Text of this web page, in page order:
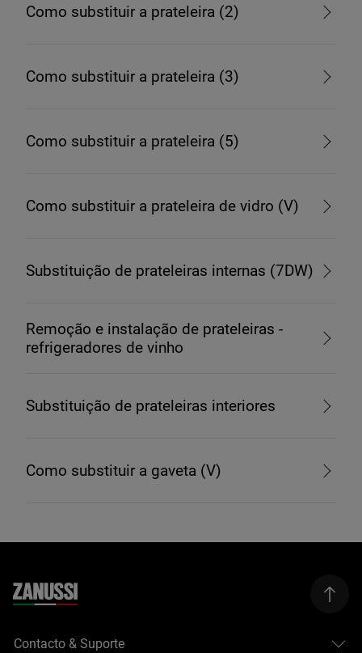
Como substituir a prateleira (2)
Como substituir a prateleira (3)
Como substituir a prateleira (5)
Como substituir a prateleira de vidro (V)
Substituição de prateleiras internas (7DW)
Remoção e instalação de prateleiras -
refrigeradores de vinho
Substituição de prateleiras interiores
Como substituir a gaveta (V)
Contacto & Suporte